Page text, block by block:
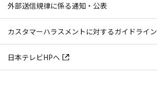
外部送信規律に係る通知・公表
カスタマーハラスメントに対するガイドライン
日本テレビHPへ